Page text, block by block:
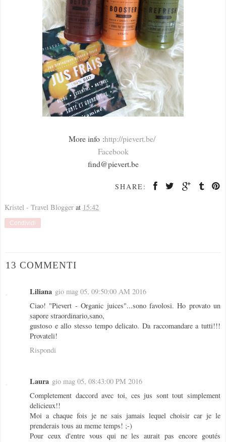
More info :http://pievert.be/
Facebook
find@pievert.be
SHARE:
Kristel - Travel Blogger at 15:42
Condividi
13 COMMENTI
Liliana gio mag 05, 09:50:00 AM 2016
Ciao! "Pievert - Organic juices"...sono favolosi. Ho provato un
sapore straordinario,sano,
gustoso e allo stesso tempo delicato. Da raccomandare a tutti!!!
Provateli!
Rispondi
Laura gio mag 05, 08:43:00 PM 2016
Completement daccord avec toi, ces jus sont tout simplement
delicieux!!
Moi a chaque fois je ne sais jamais lequel choisir car je le
prenderais tous au meme temps! ;-)
Pour ceux d'entre vous qui ne les aurait pas encore goutés